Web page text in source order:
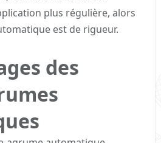
plus régulière, alors
est de rigueur.
des